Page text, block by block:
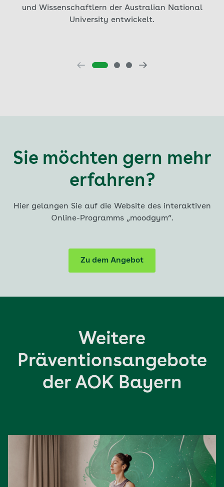
und Wissenschaftlern der Australian National
University entwickelt.
Sie möchten gern mehr
erfahren?
Hier gelangen Sie auf die Website des interaktiven
Online-Programms „moodgym“.
Zu dem Angebot
Weitere
Präventionsangebote
der AOK Bayern
Aktuell auf Seite: 1